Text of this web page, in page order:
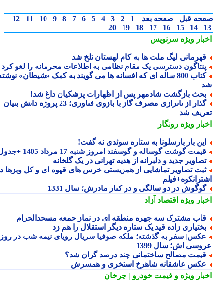
قبل صفحه بعد 1
2
3
4
5
6
7
8
9
10
11
12
14
15
16
17
18
19
20
ویژهسرنویس
لیگ ملت ها به کام لهستان تلخ شد
دسترسی یک مقام نظامی به اطلاعات محرمانه را لغو کرد
کتاب 800 ساله ای که افسانه ها می گویند به کمک «شیطان» نوشته
بازگشت شادمهر پس از اظهارات پزشکیان داغ شد!
گذار از ناترازی مصرف گاز با بازوی فناوری؛ 23 پروژه دانش بنیان
شد
ویژهرونگار
بار بارسلونا به ستاره سوئدی نه گفت!
گوشت گوساله و گوسفند امروز شنبه 17 مرداد 1405 +جدول
جدید و دلبرانه از هدیه تهرانی در یک گلخانه
تصاویر تماشایی از همزیستی خرس های قهوه ای و کل وبزها در
در دو سالگی و در کنار مادرش؛ سال 1331
ویژهاقتصاد آزاد
مشترک سه چهره منطقه ای در نماز جمعه مسجدالحرام
زاده قید یک ستاره دیگر استقلال را هم زد
سفر به گذشته؛ ملکه صوفیا سریال رویای نیمه شب در روز
اش؛ سال 1399
مصالح ساختمانی چند درصد گران شد؟
عاشقانه شاهرخ استخری و همسرش
ویژهو قیمت خودرو | چرخان